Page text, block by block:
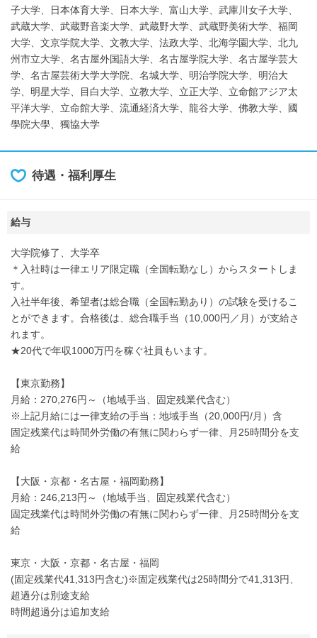
子大学、日本体育大学、日本大学、富山大学、武庫川女子大学、
武蔵大学、武蔵野音楽大学、武蔵野大学、武蔵野美術大学、福岡
大学、文京学院大学、文教大学、法政大学、北海学園大学、北九
州市立大学、名古屋外国語大学、名古屋学院大学、名古屋学芸大
学、名古屋芸術大学大学院、名城大学、明治学院大学、明治大
学、明星大学、目白大学、立教大学、立正大学、立命館アジア太
平洋大学、立命館大学、流通経済大学、龍谷大学、佛教大学、國
學院大學、獨協大学
待遇・福利厚生
給与
大学院修了、大学卒
＊入社時は一律エリア限定職（全国転勤なし）からスタートしま
す。
入社半年後、希望者は総合職（全国転勤あり）の試験を受けるこ
とができます。合格後は、総合職手当（10,000円／月）が支給さ
れます。
★20代で年収1000万円を稼ぐ社員もいます。
【東京勤務】
月給：270,276円～（地域手当、固定残業代含む）
※上記月給には一律支給の手当：地域手当（20,000円/月）含
固定残業代は時間外労働の有無に関わらず一律、月25時間分を支
給
【大阪・京都・名古屋・福岡勤務】
月給：246,213円～（地域手当、固定残業代含む）
固定残業代は時間外労働の有無に関わらず一律、月25時間分を支
給
東京・大阪・京都・名古屋・福岡
(固定残業代41,313円含む)※固定残業代は25時間分で41,313円、
超過分は別途支給
時間超過分は追加支給